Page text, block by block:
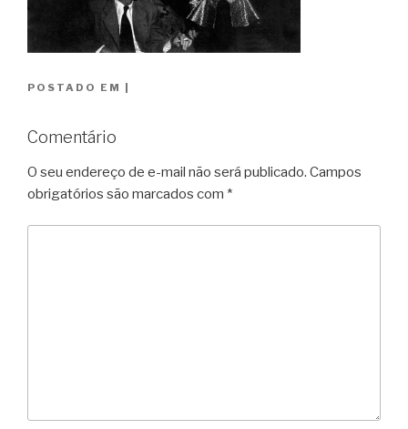
POSTADO EM
Comentário
O seu endereço de e-mail não será publicado. Campos
obrigatórios são marcados com *